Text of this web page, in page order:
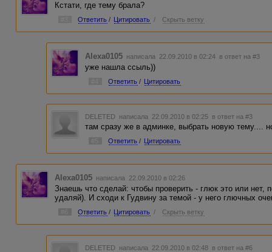
Кстати, где тему брала?
Ответить / Цитировать / Скрыть ветку
Alexa0105 написала 22.09.2010 в 02:24 в ответ на #3
уже нашла ссыль))
Ответить / Цитировать
DELETED написала 22.09.2010 в 02:25 в ответ на #3
там сразу же в админке, выбрать новую тему....
Ответить / Цитировать
Alexa0105 написала 22.09.2010 в 02:26
Знаешь что сделай: чтобы проверить - глюк это или нет,
удаляй). И сходи к Гудвину за темой - у него глючных
Ответить / Цитировать / Скрыть ветку
DELETED написала 22.09.2010 в 02:48 в ответ на #6